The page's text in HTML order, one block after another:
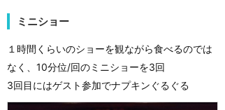
ミニショー
１時間くらいのショーを観ながら食べるのでは
なく、10分位/回のミニショーを3回
3回目にはゲスト参加でナプキンぐるぐる